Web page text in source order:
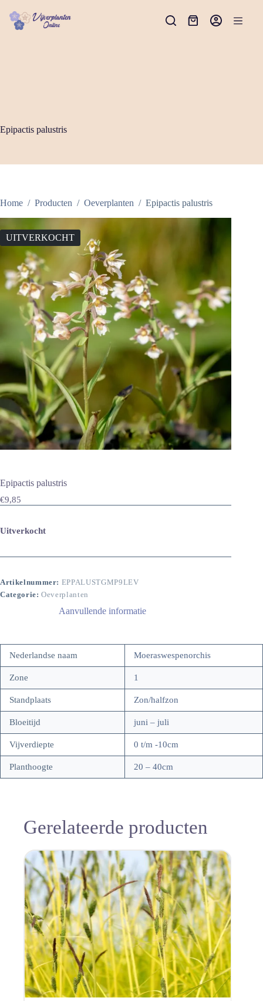
naar
Winkelwagen
Epipactis palustris
Home / Producten / Oeverplanten / Epipactis palustris
UITVERKOCHT
Epipactis palustris
€9,85
Uitverkocht
Artikelnummer: EPPALUSTGMP9LEV
Categorie:Oeverplanten
Aanvullende informatie
Nederlandse naam Moeraswespenorchis
Zone 1
Standplaats Zon/halfzon
Bloeitijd juni – juli
Vijverdiepte 0 t/m -10cm
Planthoogte 20 – 40cm
Gerelateerde producten